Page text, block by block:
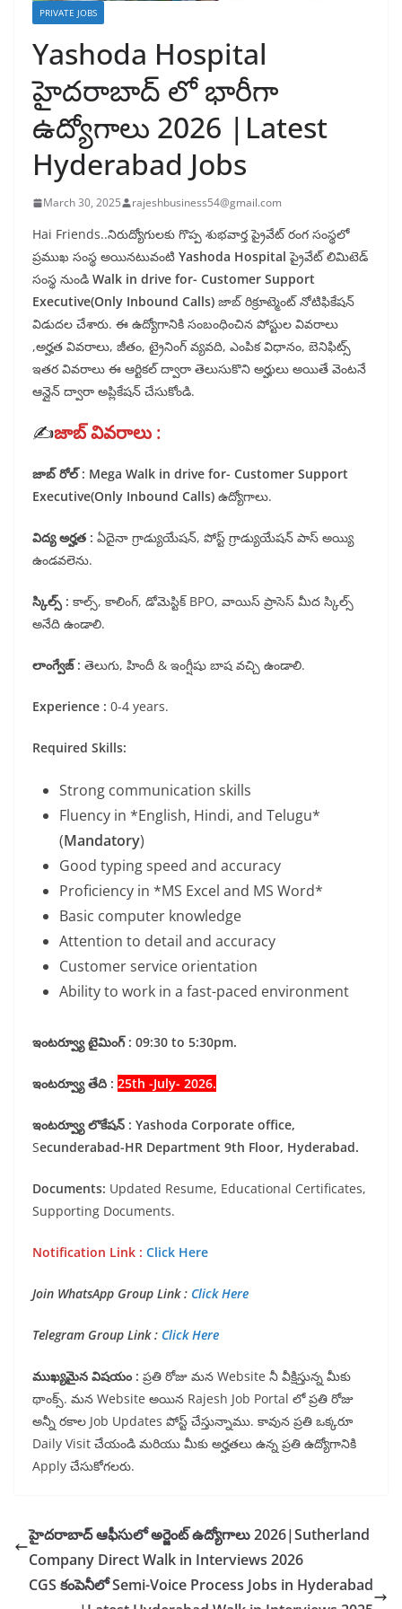
PRIVATE JOBS
Yashoda Hospital
హైదరాబాద్ లో భారీగా
ఉద్యోగాలు 2026 |Latest
Hyderabad Jobs
March 30, 2025 rajeshbusiness54@gmail.com
Hai Friends..నిరుద్యోగులకు గొప్ప శుభవార్త ప్రైవేట్ రంగ సంస్థలో
ప్రముఖ సంస్థ అయినటువంటి Yashoda Hospital ప్రైవేట్ లిమిటెడ్
సంస్థ నుండి Walk in drive for- Customer Support
Executive(Only Inbound Calls) జాబ్ రిక్రూట్మెంట్ నోటిఫికేషన్
విడుదల చేశారు. ఈ ఉద్యోగానికి సంబంధించిన పోస్టుల వివరాలు
,అర్హత వివరాలు, జీతం, ట్రైనింగ్ వ్యవది, ఎంపిక విధానం, బెనిఫిట్స్
ఇతర వివరాలు ఈ ఆర్టికల్ ద్వారా తెలుసుకొని అర్హులు అయితే వెంటనే
ఆన్లైన్ ద్వారా అప్లికేషన్ చేసుకోండి.
✍️జాబ్ వివరాలు :
జాబ్ రోల్ : Mega Walk in drive for- Customer Support
Executive(Only Inbound Calls) ఉద్యోగాలు.
విద్య అర్హత : ఏదైనా గ్రాడ్యుయేషన్, పోస్ట్ గ్రాడ్యుయేషన్ పాస్ అయ్యి
ఉండవలెను.
స్కిల్స్ : కాల్స్, కాలింగ్, డోమెస్టిక్ BPO, వాయిస్ ప్రాసెస్ మీద స్కిల్స్
అనేది ఉండాలి.
లాంగ్వేజ్ : తెలుగు, హిందీ & ఇంగ్షీషు బాష వచ్చి ఉండాలి.
Experience : 0-4 years.
Required Skills:
Strong communication skills
Fluency in *English, Hindi, and Telugu*
(Mandatory)
Good typing speed and accuracy
Proficiency in *MS Excel and MS Word*
Basic computer knowledge
Attention to detail and accuracy
Customer service orientation
Ability to work in a fast-paced environment
ఇంటర్వ్యూ టైమింగ్ : 09:30 to 5:30pm.
ఇంటర్వ్యూ తేది : 25th -July- 2026.
ఇంటర్వ్యూ లొకేషన్ : Yashoda Corporate office,
Secunderabad-HR Department 9th Floor, Hyderabad.
Documents: Updated Resume, Educational Certificates,
Supporting Documents.
Notification Link : Click Here
Join WhatsApp Group Link : Click Here
Telegram Group Link : Click Here
ముఖ్యమైన విషయం : ప్రతి రోజు మన Website నీ వీక్షిస్తున్న మీకు
థాంక్స్. మన Website అయిన Rajesh Job Portal లో ప్రతి రోజు
అన్నీ రకాల Job Updates పోస్ట్ చేస్తున్నాము. కావున ప్రతి ఒక్కరూ
Daily Visit చేయండి మరియు మీకు అర్హతలు ఉన్న ప్రతి ఉద్యోగానికి
Apply చేసుకోగలరు.
హైదరాబాద్ ఆఫీసులో అర్జెంట్ ఉద్యోగాలు 2026|Sutherland
Company Direct Walk in Interviews 2026
CGS కంపెనీలో Semi-Voice Process Jobs in Hyderabad